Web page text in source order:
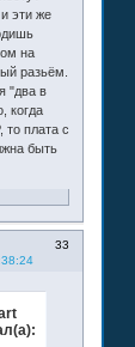
эти же
на
разьём.
"два в
когда
плата с
быть
33